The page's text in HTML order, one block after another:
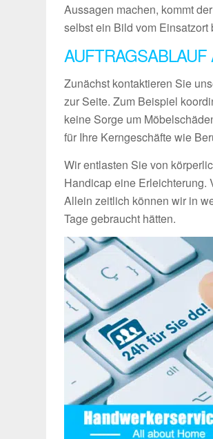
Aussagen machen, kommt
selbst ein Bild vom Einsatzort
Zunächst kontaktieren Sie
zur Seite. Zum Beispiel
keine Sorge um
für Ihre Kerngeschäfte wie
Wir entlasten Sie von
Handicap eine Erleichterung.
Allein zeitlich können wir in
Tage gebraucht hätten.